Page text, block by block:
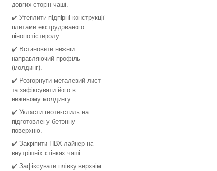
довгих сторін чаші.
✔️ Утеплити підпірні конструкції
плитами екструдованого
пінополістиролу.
✔️ Встановити нижній
направляючий профіль
(молдинг).
✔️ Розгорнути металевий лист
та зафіксувати його в
нижньому молдингу.
✔️ Укласти геотекстиль на
підготовлену бетонну
поверхню.
✔️ Закріпити ПВХ-лайнер на
внутрішніх стінках чаші.
✔️ Зафіксувати плівку верхнім